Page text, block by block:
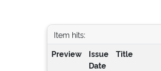
Item hits:
Preview
Issue
Date
Title